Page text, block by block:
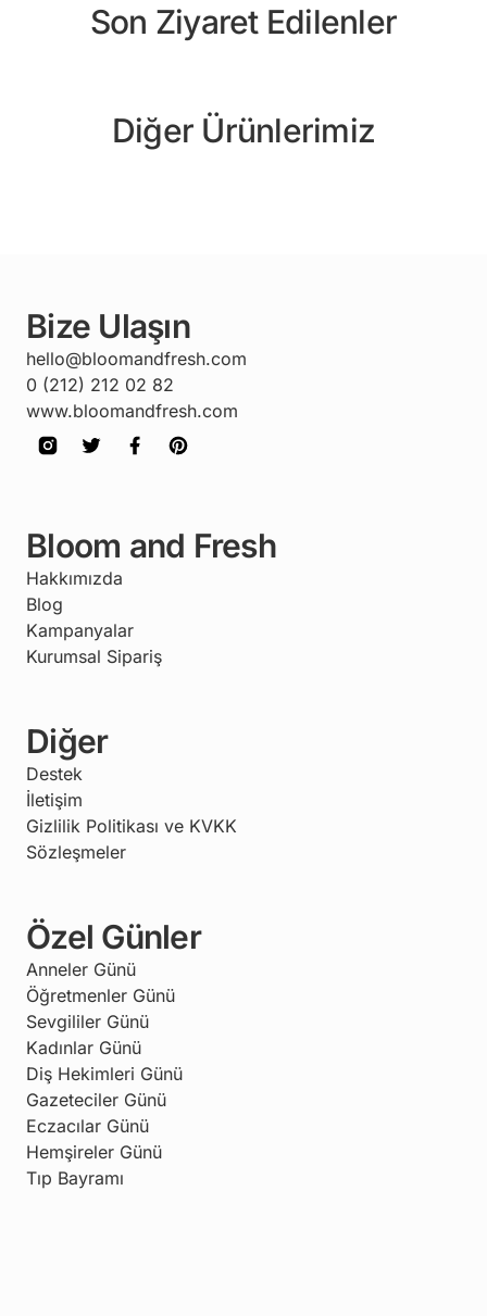
Son Ziyaret Edilenler
Diğer Ürünlerimiz
Bize Ulaşın
hello@bloomandfresh.com
0 (212) 212 02 82
www.bloomandfresh.com
Bloom and Fresh
Hakkımızda
Blog
Kampanyalar
Kurumsal Sipariş
Diğer
Destek
İletişim
Gizlilik Politikası ve KVKK
Sözleşmeler
Özel Günler
Anneler Günü
Öğretmenler Günü
Sevgililer Günü
Kadınlar Günü
Diş Hekimleri Günü
Gazeteciler Günü
Eczacılar Günü
Hemşireler Günü
Tıp Bayramı